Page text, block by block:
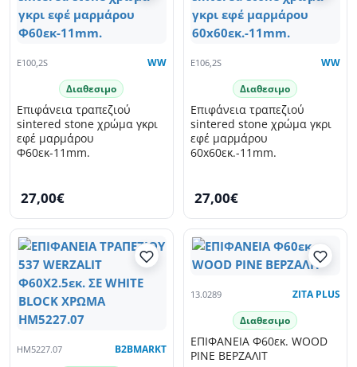
E100,2S WW
Διαθεσιμο
Επιφάνεια τραπεζιού
sintered stone χρώμα γκρι
εφέ μαρμάρου
Φ60εκ-11mm.
27,00€
E106,2S WW
Διαθεσιμο
Επιφάνεια τραπεζιού
sintered stone χρώμα γκρι
εφέ μαρμάρου
60x60εκ.-11mm.
27,00€
HM5227.07 B2BMARKT
13.0289 ZITA PLUS
Διαθεσιμο
ΕΠΙΦΑΝΕΙΑ Φ60εκ. WOOD
PINE ΒΕΡΖΑΛΙΤ